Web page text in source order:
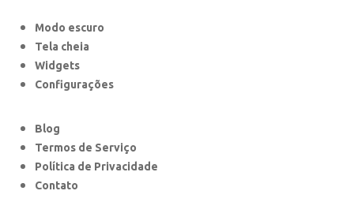
Modo escuro
Tela cheia
Widgets
Configurações
Blog
Termos de Serviço
Política de Privacidade
Contato